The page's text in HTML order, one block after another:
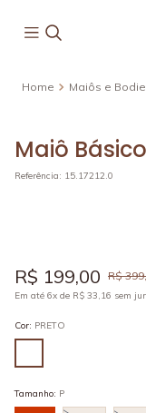
Maiôs e
Maiô
Referência: 15.17212.0
R$ 199,00 R$ 399,
Em até 6x de R$ 33,16 sem
Cor: PRETO
Tamanho: P